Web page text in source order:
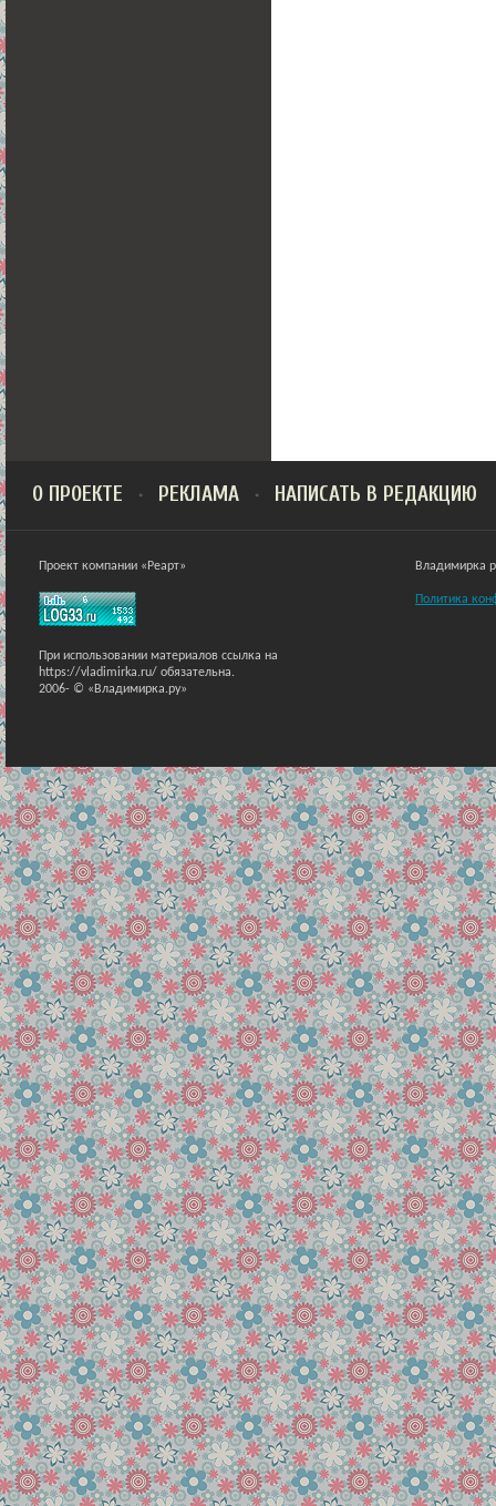
О ПРОЕКТЕ РЕКЛАМА НАПИСАТЬ В РЕДАКЦИЮ
Проект компании «Реарт»
При использовании материалов ссылка на
https://vladimirka.ru/ обязательна.
2006- © «Владимирка.ру»
Владимирка
Политика